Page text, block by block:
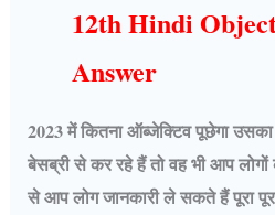
12th Hindi
Answer
2023 में कितना ऑब्जेक्टिव पूछेगा
बेसब्री से कर रहे हैं तो वह भी आप लोगों
से आप लोग जानकारी ले सकते हैं पूरा